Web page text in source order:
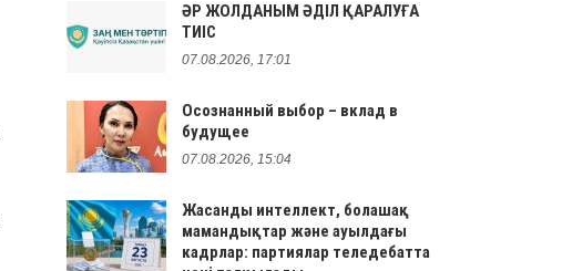
ӘР ЖОЛДАНЫМ ӘДІЛ ҚАРАЛУҒА
ТИІС
07.08.2026, 17:01
Осознанный выбор – вклад в
будущее
07.08.2026, 15:04
Жасанды интеллект, болашақ
мамандықтар және ауылдағы
кадрлар: партиялар теледебатта